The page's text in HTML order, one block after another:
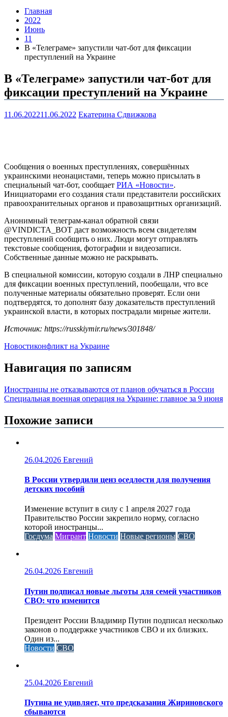
Главная
2022
Июнь
11
В «Телеграме» запустили чат-бот для фиксации
преступлений на Украине
В «Телеграме» запустили чат-бот для
фиксации преступлений на Украине
11.06.202211.06.2022 Екатерина Сдвижкова
Сообщения о военных преступлениях, совершённых
украинскими неонацистами, теперь можно присылать в
специальный чат-бот, сообщает РИА «Новости».
Инициаторами его создания стали представители российских
правоохранительных органов и правозащитных организаций.
Анонимный телеграм-канал обратной связи
@VINDICTA_BOT даст возможность всем свидетелям
преступлений сообщить о них. Люди могут отправлять
текстовые сообщения, фотографии и видеозаписи.
Собственные данные можно не раскрывать.
В специальной комиссии, которую создали в ЛНР специально
для фиксации военных преступлений, пообещали, что все
полученные материалы обязательно проверят. Если они
подтвердятся, то дополнят базу доказательств преступлений
украинской власти, в которых пострадали мирные жители.
Источник: https://russkiymir.ru/news/301848/
Новостиконфликт на Украине
Навигация по записям
Иностранцы не отказываются от планов обучаться в России
Специальная военная операция на Украине: главное за 9 июня
Похожие записи
26.04.2026 Евгений
В России утвердили ценз оседлости для получения
детских пособий
Изменение вступит в силу с 1 апреля 2027 года
Правительство России закрепило норму, согласно
которой иностранцы...
Госдума Мигрант Новости Новые регионы СВО
26.04.2026 Евгений
Путин подписал новые льготы для семей участников
СВО: что изменится
Президент России Владимир Путин подписал несколько
законов о поддержке участников СВО и их близких.
Один из...
Новости СВО
25.04.2026 Евгений
Путина не удивляет, что предсказания Жириновского
сбываются